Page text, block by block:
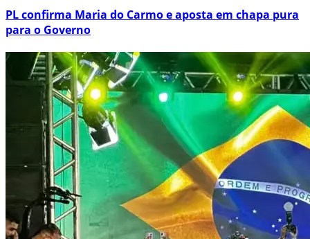
PL confirma Maria do Carmo e aposta em chapa pura
para o Governo